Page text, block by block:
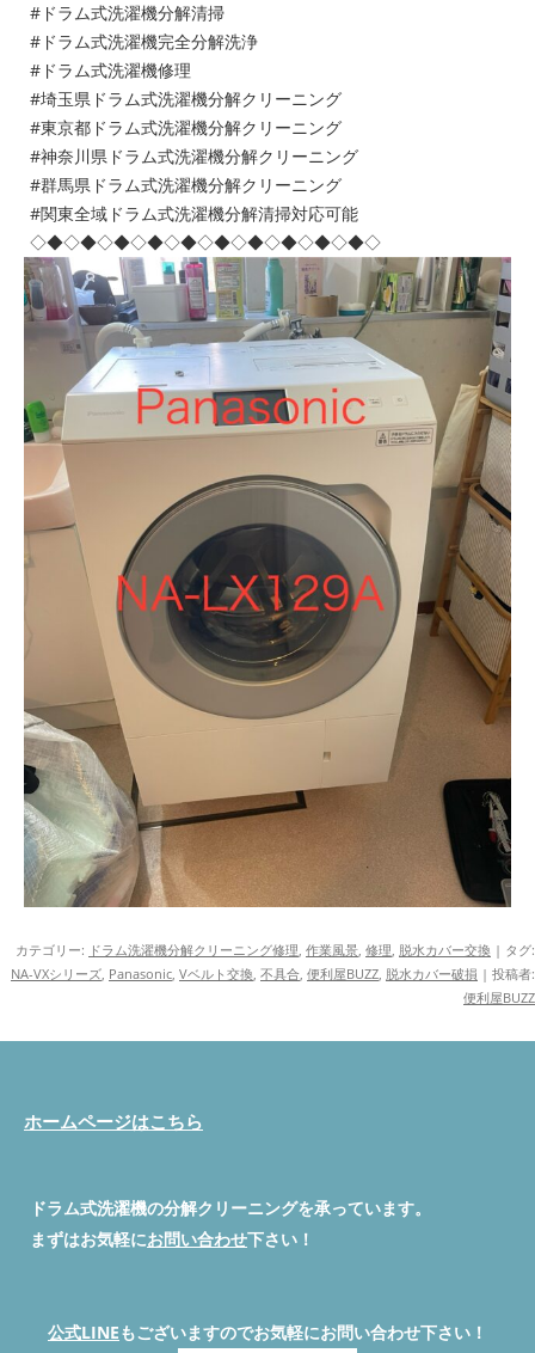
#ドラム式洗濯機分解清掃
#ドラム式洗濯機完全分解洗浄
#ドラム式洗濯機修理
#埼玉県ドラム式洗濯機分解クリーニング
#東京都ドラム式洗濯機分解クリーニング
#神奈川県ドラム式洗濯機分解クリーニング
#群馬県ドラム式洗濯機分解クリーニング
#関東全域ドラム式洗濯機分解清掃対応可能
◇◆◇◆◇◆◇◆◇◆◇◆◇◆◇◆◇◆◇◆◇
カテゴリー: ドラム洗濯機分解クリーニング修理 作業風景 修理 脱水カバー交換 | タグ:
NA-VXシリーズ Panasonic Vベルト交換 不具合 便利屋BUZZ 脱水カバー破損 | 投稿者:
便利屋BUZZ
ホームページはこちら
ドラム式洗濯機の分解クリーニングを承っています。
まずはお気軽にお問い合わせ下さい！
公式LINEもございますのでお気軽にお問い合わせ下さい！